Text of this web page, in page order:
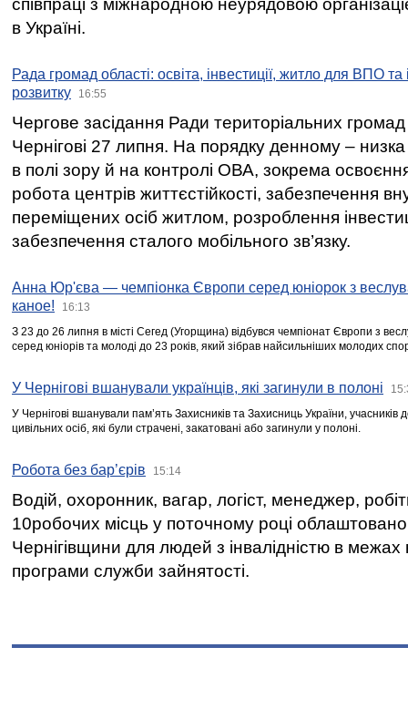
співпраці з міжнародною неурядовою
в Україні.
Рада громад області: освіта, інвестиції, житло для ВПО
розвитку
16:55
Чергове засідання Ради територіальних громад
Чернігові 27 липня. На порядку денному –
в полі зору й на контролі ОВА, зокрема освоєння
робота центрів життєстійкості, забезпечення
переміщених осіб житлом, розроблення
забезпечення сталого мобільного зв’язку.
Анна Юр'єва — чемпіонка Європи серед юніорок з
каное!
16:13
З 23 до 26 липня в місті Сегед (Угорщина) відбувся чемпіонат Європи з
серед юніорів та молоді до 23 років, який зібрав найсильніших молодих
У Чернігові вшанували українців, які загинули в полоні
У Чернігові вшанували пам’ять Захисників та Захисниць України,
цивільних осіб, які були страчені, закатовані або загинули у полоні.
Робота без бар’єрів 15:14
Водій, охоронник, вагар, логіст, менеджер,
10робочих місць у поточному році
Чернігівщини для людей з інвалідністю в межах
програми служби зайнятості.